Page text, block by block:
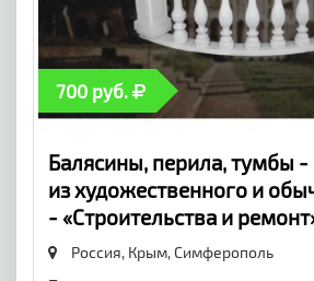
700 руб.
Балясины, перила, тумбы
из художественного и
- «Строительства и
Россия, Крым,Симферополь